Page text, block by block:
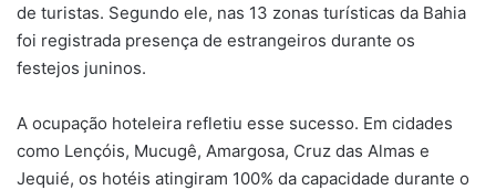
de turistas. Segundo ele, nas 13 zonas turísticas da Bahia
foi registrada presença de estrangeiros durante os
festejos juninos.
A ocupação hoteleira refletiu esse sucesso. Em cidades
como Lençóis, Mucugê, Amargosa, Cruz das Almas e
Jequié, os hotéis atingiram 100% da capacidade durante o